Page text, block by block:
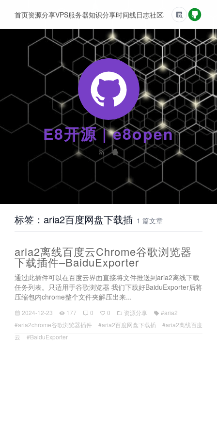
E8开源 | e8open
首页资源分享VPS服务器知识分享时间线日志社区友情链接
标签：aria2百度网盘下载插 1 篇文章
aria2离线百度云Chrome谷歌浏览器
下载插件–BaiduExporter
通过此插件可以在百度云界面直接将文件推送到aria2离线下载
任务列表。只适用于谷歌浏览器 我们下载好BaiduExporter后将
压缩包内chrome整个文件夹解压出来...
2024-12-23 177 0 0 资源分享
#aria2
#aria2chrome谷歌浏览器插件
#aria2百度网盘下载插
#aria2离线百度
云
#BaiduExporter